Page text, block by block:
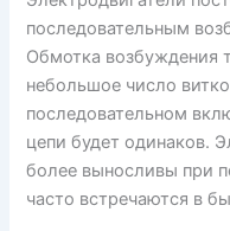
последовательным
Обмотка возбуждения
небольшое число
последовательном
цепи будет одинаков.
более выносливы при
часто встречаются в